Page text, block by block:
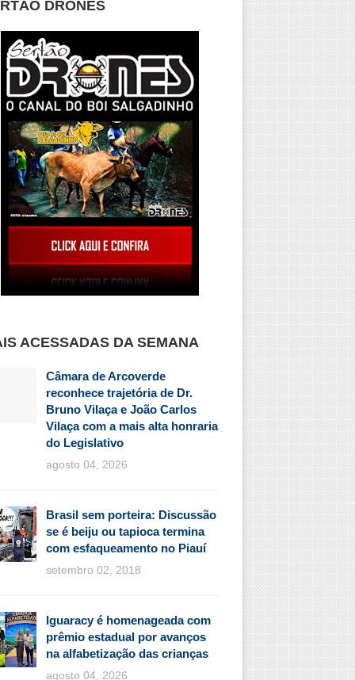
DRONES
ACESSADAS DA SEMANA
Câmara de Arcoverde
reconhece trajetória de Dr.
Bruno Vilaça e João Carlos
Vilaça com a mais alta honraria
do Legislativo
agosto 04, 2026
Brasil sem porteira: Discussão
se é beiju ou tapioca termina
com esfaqueamento no Piauí
setembro 02, 2018
Iguaracy é homenageada com
prêmio estadual por avanços
na alfabetização das crianças
agosto 04, 2026